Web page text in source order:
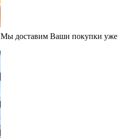
Мы доставим Ваши покупки уже